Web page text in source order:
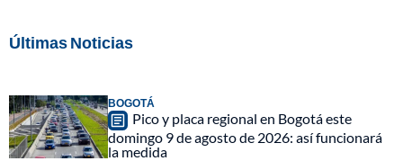
Últimas Noticias
BOGOTÁ
Pico y placa regional en Bogotá este
domingo 9 de agosto de 2026: así funcionará
la medida